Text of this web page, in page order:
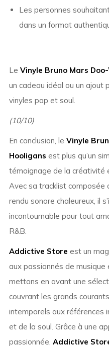
Les personnes
dans un format
Le Vinyle Bruno Mars
un cadeau idéal ou un ajout
vinyles pop et soul.
(10/10)
En conclusion, le Vinyle
Hooligans est plus qu’un
témoignage de la créativité
Avec sa tracklist
rendu sonore chaleureux, il
incontournable pour tout
R&B.
Addictive Store est un
aux passionnés de
mettons en avant une
couvrant les grands
intemporels aux références
et de la soul. Grâce à une
passionnée, Addictive